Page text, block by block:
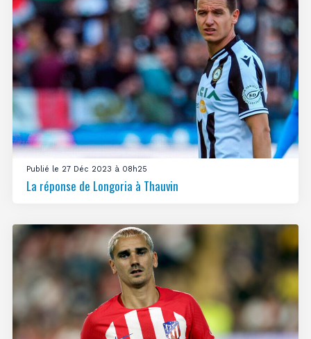
Publié le 27 Déc 2023 à 08h25
La réponse de Longoria à Thauvin